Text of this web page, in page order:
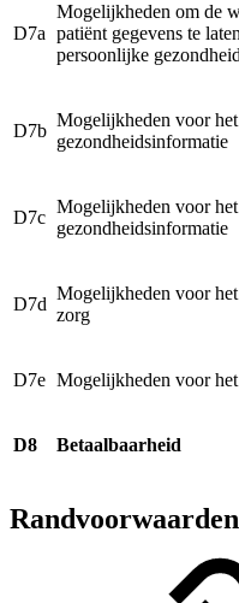
D7a
Mogelijkheden om de
patiënt gegevens te
persoonlijke
D7b
Mogelijkheden voor
gezondheidsinformatie
D7c
Mogelijkheden voor
gezondheidsinformatie
D7d
Mogelijkheden voor
zorg
D7e Mogelijkheden voor
D8 Betaalbaarheid
Randvoorwaarden